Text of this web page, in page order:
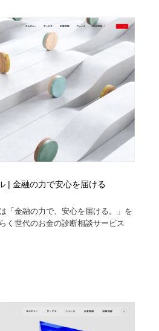
| 金融の力で安心を届ける
「金融の力で、安心を届ける。」を
く世代のお金の診断相談サービス